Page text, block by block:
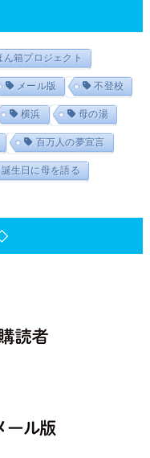
ん箱プロジェクト
メール版 不登校
横浜 母の湯
百万人の夢宣言
誕生日に母を語る